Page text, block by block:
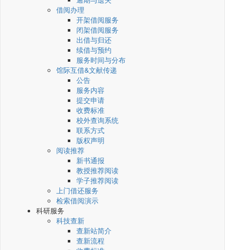
借阅办理
开架借阅服务
闭架借阅服务
出借与归还
续借与预约
服务时间与分布
馆际互借&文献传递
公告
服务内容
提交申请
收费标准
校外查询系统
联系方式
版权声明
阅读推荐
新书通报
教授推荐阅读
学子推荐阅读
上门借还服务
检索借阅演示
科研服务
科技查新
查新站简介
查新流程